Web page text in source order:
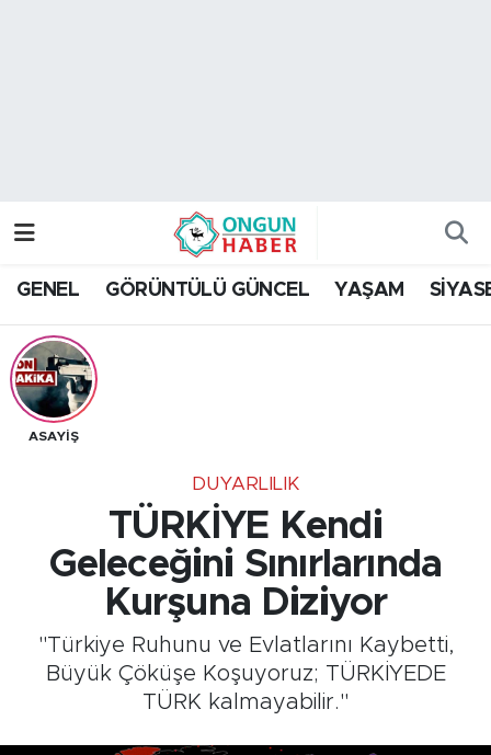
GENEL GÖRÜNTÜLÜ GÜNCEL YAŞAM
ASAYİŞ
DUYARLILIK
TÜRKİYE Kendi
Geleceğini Sınırlarında
Kurşuna Diziyor
"Türkiye Ruhunu ve Evlatlarını Kaybetti,
Büyük Çöküşe Koşuyoruz; TÜRKİYEDE
TÜRK kalmayabilir."
Trafik Durumu
Tüm Manşetler
Son Dakika Haberleri